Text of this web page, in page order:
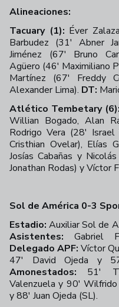
Alineaciones:
Tacuary (1): Éver
Barbudez (31' Abner
Jiménez (67' Bruno
Agüero (46' Maximiliano
Martínez (67' Freddy
Alexander Lima). DT:
Atlético Tembetary (6):
Willian Bogado, Alan
Rodrigo Vera (28'
Cristhian Ovelar), Elías
Josías Cabañas y
Jonathan Rodas) y Víctor
Sol de América 0-3
Estadio: Auxiliar Sol de
Asistentes: Gabriel
Delegado APF: Víctor
47' David Ojeda y 57'
Amonestados: 51'
Valenzuela y 90'
y 88' Juan Ojeda (SL).